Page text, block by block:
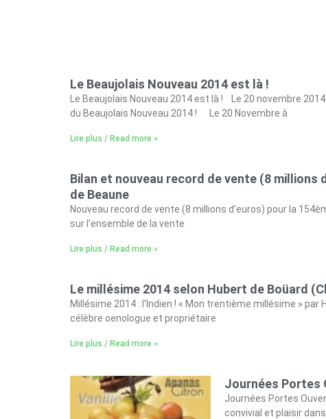
Le Beaujolais Nouveau 2014 est là !
Le Beaujolais Nouveau 2014 est là ! Le 20 novembre
du Beaujolais Nouveau 2014 ! Le 20 Novembre à
Lire plus / Read more »
Bilan et nouveau record de vente (8 millions
de Beaune
Nouveau record de vente (8 millions d’euros) pour la
sur l’ensemble de la vente
Lire plus / Read more »
Le millésime 2014 selon Hubert de Boüard
Millésime 2014 : l’Indien ! « Mon trentième millésime »
célèbre oenologue et propriétaire
Lire plus / Read more »
Journées Portes
Journées Portes
convivial et plaisir